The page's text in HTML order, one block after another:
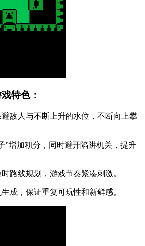
特色：
敌人与不断上升的水位，不断向上攀
”增加积分，同时避开陷阱机关，提升
路线规划，游戏节奏紧凑刺激。
成，保证重复可玩性和新鲜感。